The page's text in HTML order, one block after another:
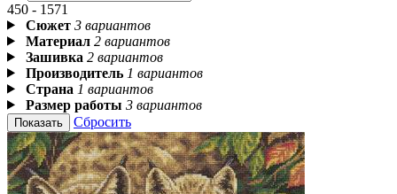
450 - 1571
Сюжет 3 вариантов
Материал 2 вариантов
Зашивка 2 вариантов
Производитель 1 вариантов
Страна 1 вариантов
Размер работы 3 вариантов
Показать Сбросить